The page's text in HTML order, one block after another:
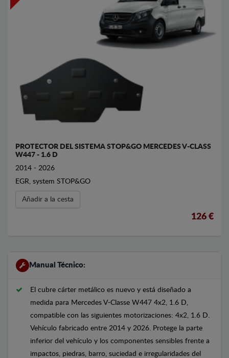
PROTECTOR DEL SISTEMA STOP&GO MERCEDES V-CLASS
W447 - 1.6 D
2014 - 2026
EGR, system STOP&GO
Añadir a la cesta
126 €
Manual Técnico:
El cubre cárter metálico es nuevo y está diseñado a
medida para Mercedes V-Classe W447 4x2, 1.6 D,
compatible con las siguientes motorizaciones: 4x2, 1.6 D.
Vehículo fabricado entre 2014 y 2026. Protege la parte
inferior del vehículo y los componentes sensibles frente a
impactos, piedras, barro, suciedad e irregularidades del